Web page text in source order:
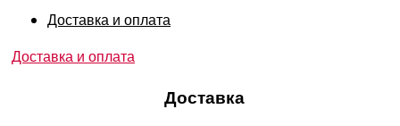
Доставка и оплата
Доставка и оплата
Доставка